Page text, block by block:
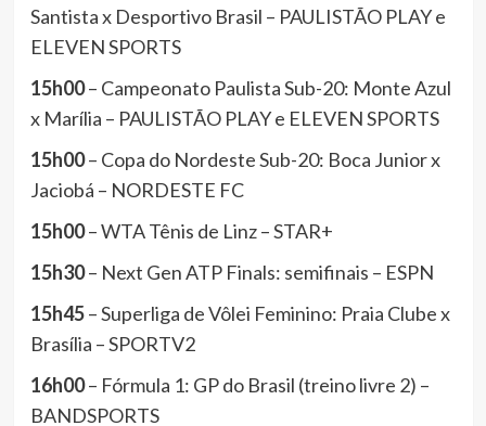
Santista x Desportivo Brasil – PAULISTÃO PLAY e
ELEVEN SPORTS
15h00– Campeonato Paulista Sub-20: Monte Azul
x Marília – PAULISTÃO PLAY e ELEVEN SPORTS
15h00– Copa do Nordeste Sub-20: Boca Junior x
Jaciobá – NORDESTE FC
15h00– WTA Tênis de Linz – STAR+
15h30– Next Gen ATP Finals: semifinais – ESPN
15h45– Superliga de Vôlei Feminino: Praia Clube x
Brasília – SPORTV2
16h00– Fórmula 1: GP do Brasil (treino livre 2) –
BANDSPORTS